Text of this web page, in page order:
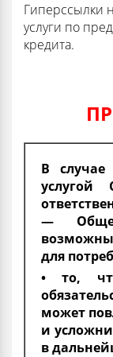
Гиперссылки
услуги по
кредита.
В случае
услугой
—
для
• то,
может
и
в